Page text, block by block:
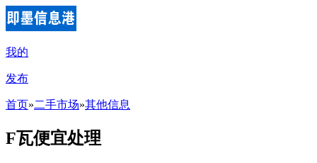
我的
发布
首页»二手市场»其他信息
F瓦便宜处理